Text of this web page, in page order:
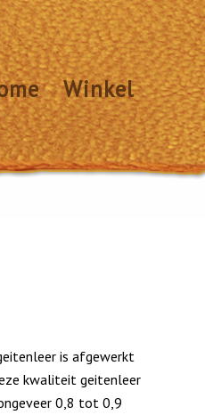
Winkel
is afgewerkt
kwaliteit geitenleer
0,8 tot 0,9